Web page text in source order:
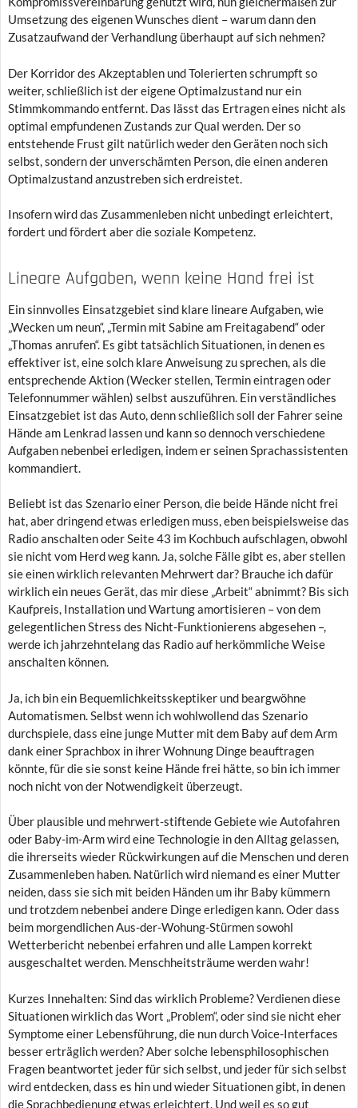
Umsetzung des eigenen Wunsches dient – warum dann den
Zusatzaufwand der Verhandlung überhaupt auf sich nehmen?
Der Korridor des Akzeptablen und Tolerierten schrumpft so
weiter, schließlich ist der eigene Optimalzustand nur ein
Stimmkommando entfernt. Das lässt das Ertragen eines nicht als
optimal empfundenen Zustands zur Qual werden. Der so
entstehende Frust gilt natürlich weder den Geräten noch sich
selbst, sondern der unverschämten Person, die einen anderen
Optimalzustand anzustreben sich erdreistet.
Insofern wird das Zusammenleben nicht unbedingt erleichtert,
fordert und fördert aber die soziale Kompetenz.
Lineare Aufgaben, wenn keine Hand frei ist
Ein sinnvolles Einsatzgebiet sind klare lineare Aufgaben, wie
„Wecken um neun“, „Termin mit Sabine am Freitagabend“ oder
„Thomas anrufen“. Es gibt tatsächlich Situationen, in denen es
effektiver ist, eine solch klare Anweisung zu sprechen, als die
entsprechende Aktion (Wecker stellen, Termin eintragen oder
Telefonnummer wählen) selbst auszuführen. Ein verständliches
Einsatzgebiet ist das Auto, denn schließlich soll der Fahrer seine
Hände am Lenkrad lassen und kann so dennoch verschiedene
Aufgaben nebenbei erledigen, indem er seinen Sprachassistenten
kommandiert.
Beliebt ist das Szenario einer Person, die beide Hände nicht frei
hat, aber dringend etwas erledigen muss, eben beispielsweise das
Radio anschalten oder Seite 43 im Kochbuch aufschlagen, obwohl
sie nicht vom Herd weg kann. Ja, solche Fälle gibt es, aber stellen
sie einen wirklich relevanten Mehrwert dar? Brauche ich dafür
wirklich ein neues Gerät, das mir diese „Arbeit“ abnimmt? Bis sich
Kaufpreis, Installation und Wartung amortisieren – von dem
gelegentlichen Stress des Nicht-Funktionierens abgesehen –,
werde ich jahrzehntelang das Radio auf herkömmliche Weise
anschalten können.
Ja, ich bin ein Bequemlichkeitsskeptiker und beargwöhne
Automatismen. Selbst wenn ich wohlwollend das Szenario
durchspiele, dass eine junge Mutter mit dem Baby auf dem Arm
dank einer Sprachbox in ihrer Wohnung Dinge beauftragen
könnte, für die sie sonst keine Hände frei hätte, so bin ich immer
noch nicht von der Notwendigkeit überzeugt.
Über plausible und mehrwert-stiftende Gebiete wie Autofahren
oder Baby-im-Arm wird eine Technologie in den Alltag gelassen,
die ihrerseits wieder Rückwirkungen auf die Menschen und deren
Zusammenleben haben. Natürlich wird niemand es einer Mutter
neiden, dass sie sich mit beiden Händen um ihr Baby kümmern
und trotzdem nebenbei andere Dinge erledigen kann. Oder dass
beim morgendlichen Aus-der-Wohung-Stürmen sowohl
Wetterbericht nebenbei erfahren und alle Lampen korrekt
ausgeschaltet werden. Menschheitsträume werden wahr!
Kurzes Innehalten: Sind das wirklich Probleme? Verdienen diese
Situationen wirklich das Wort „Problem“, oder sind sie nicht eher
Symptome einer Lebensführung, die nun durch Voice-Interfaces
besser erträglich werden? Aber solche lebensphilosophischen
Fragen beantwortet jeder für sich selbst, und jeder für sich selbst
wird entdecken, dass es hin und wieder Situationen gibt, in denen
die Sprachbedienung etwas erleichtert. Und weil es so gut